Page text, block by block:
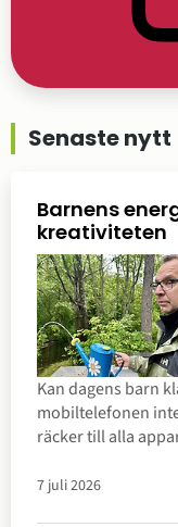
Senaste nytt
Barnens
kreativiteten
Kan dagens barn klara sig
mobiltelefonen
räcker till alla
7 juli 2026